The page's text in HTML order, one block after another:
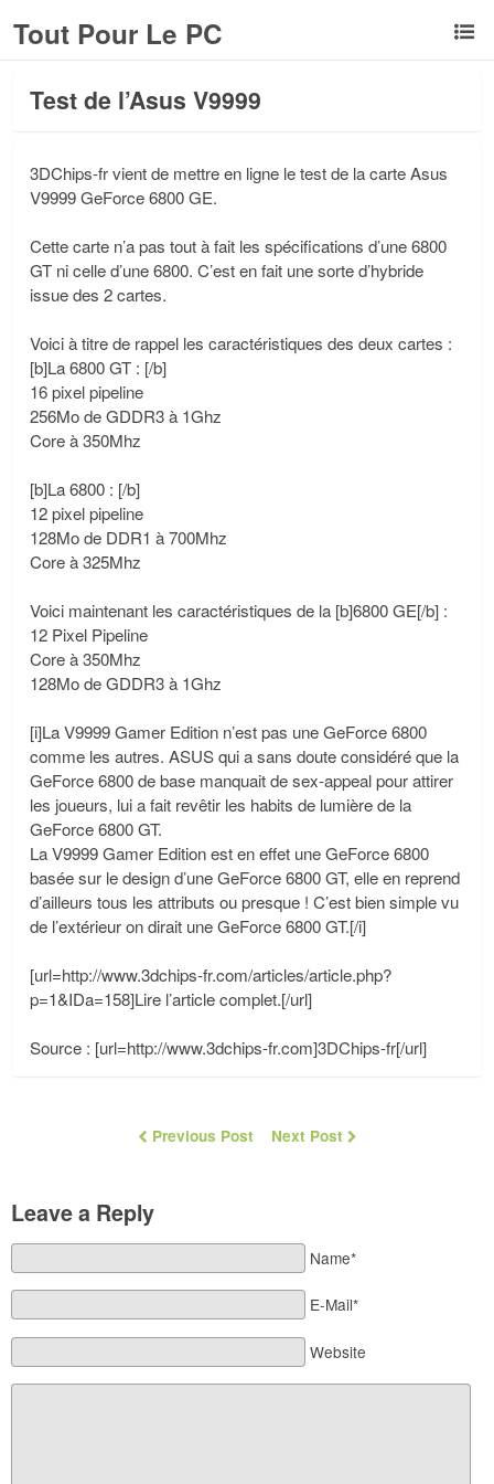
Tout Pour Le PC
Test de l’Asus V9999
3DChips-fr vient de mettre en ligne le test de la carte Asus
V9999 GeForce 6800 GE.
Cette carte n’a pas tout à fait les spécifications d’une 6800
GT ni celle d’une 6800. C’est en fait une sorte d’hybride
issue des 2 cartes.
Voici à titre de rappel les caractéristiques des deux cartes :
[b]La 6800 GT : [/b]
16 pixel pipeline
256Mo de GDDR3 à 1Ghz
Core à 350Mhz
[b]La 6800 : [/b]
12 pixel pipeline
128Mo de DDR1 à 700Mhz
Core à 325Mhz
Voici maintenant les caractéristiques de la [b]6800 GE[/b] :
12 Pixel Pipeline
Core à 350Mhz
128Mo de GDDR3 à 1Ghz
[i]La V9999 Gamer Edition n’est pas une GeForce 6800
comme les autres. ASUS qui a sans doute considéré que la
GeForce 6800 de base manquait de sex-appeal pour attirer
les joueurs, lui a fait revêtir les habits de lumière de la
GeForce 6800 GT.
La V9999 Gamer Edition est en effet une GeForce 6800
basée sur le design d’une GeForce 6800 GT, elle en reprend
d’ailleurs tous les attributs ou presque ! C’est bien simple vu
de l’extérieur on dirait une GeForce 6800 GT.[/i]
[url=http://www.3dchips-fr.com/articles/article.php?
p=1&IDa=158]Lire l’article complet.[/url]
Source : [url=http://www.3dchips-fr.com]3DChips-fr[/url]
Previous Post Next Post
Leave a Reply
Name*
E-Mail*
Website